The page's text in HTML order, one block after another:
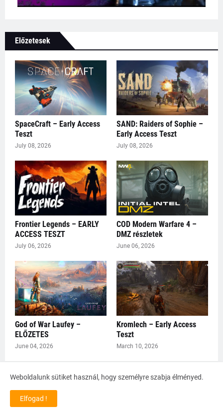
Előzetesek
SpaceCraft – Early Access
Teszt
July 08, 2026
SAND: Raiders of Sophie –
Early Access Teszt
July 08, 2026
Frontier Legends – EARLY
ACCESS TESZT
July 06, 2026
COD Modern Warfare 4 –
DMZ részletek
June 06, 2026
God of War Laufey –
ELŐZETES
June 04, 2026
Kromlech – Early Access
Teszt
March 10, 2026
Tesztek
Weboldalunk sütiket használ, hogy személyre szabja élményed.
Elfogad !